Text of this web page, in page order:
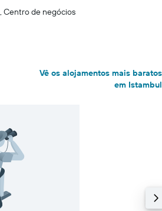
Centro de negócios
Vê os alojamentos mais baratos
em Istambul